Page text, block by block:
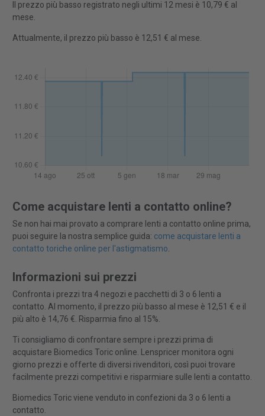
Il prezzo più basso registrato negli ultimi 12 mesi è 10,79 € al
mese.
Attualmente, il prezzo più basso è 12,51 € al mese.
Come acquistare lenti a contatto online?
Se non hai mai provato a comprare lenti a contatto online prima,
puoi seguire la nostra semplice guida: come acquistare lenti a
contatto toriche online per l'astigmatismo.
Informazioni sui prezzi
Confronta i prezzi tra 4 negozi e pacchetti di 3 o 6 lenti a
contatto. Al momento, il prezzo più basso al mese è 12,51 € e il
più alto è 14,76 €. Risparmia fino al 15%.
Ti consigliamo di confrontare sempre i prezzi prima di
acquistare Biomedics Toric online. Lenspricer monitora ogni
giorno prezzi e offerte di diversi rivenditori, così puoi trovare
facilmente prezzi competitivi e risparmiare sulle lenti a contatto.
Biomedics Toric viene venduto in confezioni da 3 o 6 lenti a
contatto.